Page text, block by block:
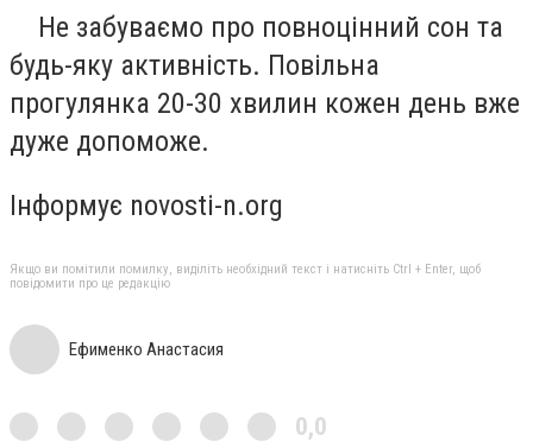
⠀ Не забуваємо про повноцінний сон та
будь-яку активність. Повільна
прогулянка 20-30 хвилин кожен день вже
дуже допоможе.
Інформує novosti-n.org
Якщо ви помітили помилку, виділіть необхідний текст і натисніть Ctrl + Enter, щоб
повідомити про це редакцію
Ефименко Анастасия
0,0